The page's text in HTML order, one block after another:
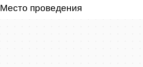
Место проведения